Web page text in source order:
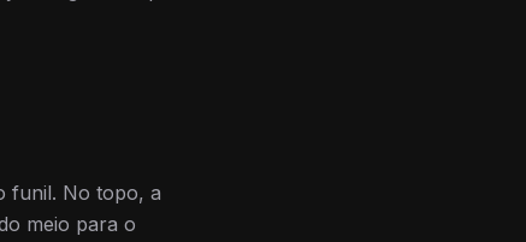
funil. No topo, a
meio para o